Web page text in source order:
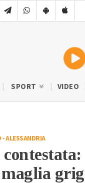
SPORT VIDEO
-ALESSANDRIA